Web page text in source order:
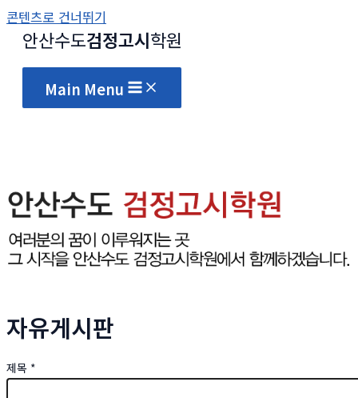
콘텐츠로 건너뛰기
안산수도검정고시학원
Main Menu
자유게시판
제목 *